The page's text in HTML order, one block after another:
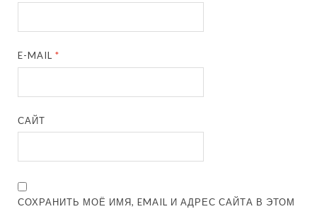
E-MAIL*
САЙТ
СОХРАНИТЬ МОЁ ИМЯ, EMAIL И АДРЕС САЙТА В ЭТОМ